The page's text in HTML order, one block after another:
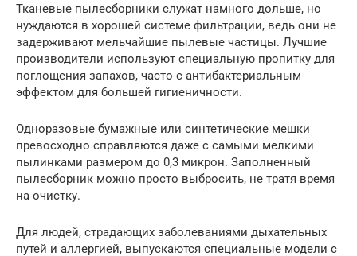
Тканевые пылесборники служат намного дольше, но
нуждаются в хорошей системе фильтрации, ведь они не
задерживают мельчайшие пылевые частицы. Лучшие
производители используют специальную пропитку для
поглощения запахов, часто с антибактериальным
эффектом для большей гигиеничности.
Одноразовые бумажные или синтетические мешки
превосходно справляются даже с самыми мелкими
пылинками размером до 0,3 микрон. Заполненный
пылесборник можно просто выбросить, не тратя время
на очистку.
Для людей, страдающих заболеваниями дыхательных
путей и аллергией, выпускаются специальные модели с